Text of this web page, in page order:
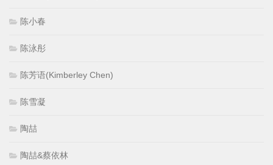
陈小春
陈泳彤
陈芳语(Kimberley Chen)
陈雪凝
陶喆
陶喆&蔡依林